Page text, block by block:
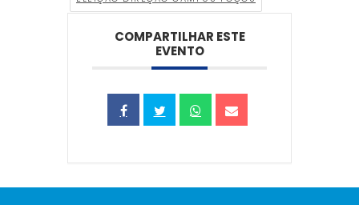
COMPARTILHAR ESTE
EVENTO